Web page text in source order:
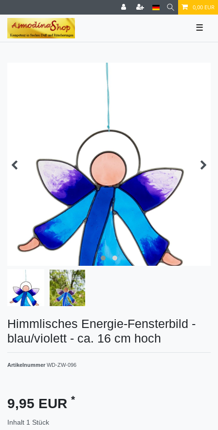
0,00 EUR
☰
Himmlisches Energie-Fensterbild -
blau/violett - ca. 16 cm hoch
Artikelnummer WD-ZW-096
9,95 EUR *
Inhalt 1 Stück